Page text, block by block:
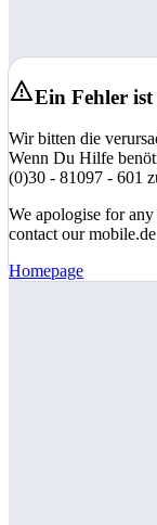
Ein Fehler
Wir bitten die
Wenn Du Hilfe
(0)30 - 81097 - 601
We apologise for
contact our
Homepage